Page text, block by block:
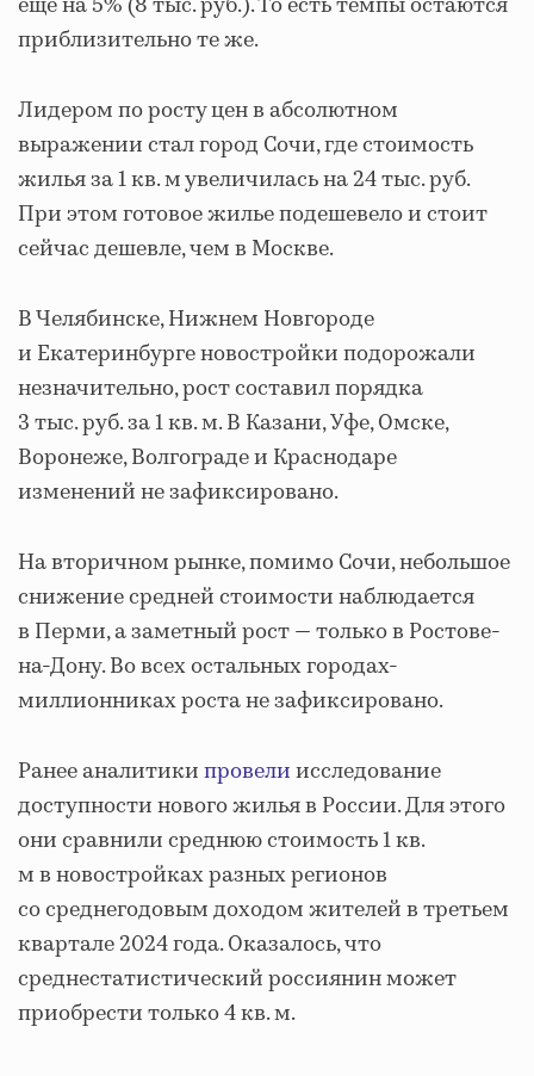
приблизительно те же.
Лидером по росту цен в абсолютном
выражении стал город Сочи, где стоимость
жилья за 1 кв. м увеличилась на 24 тыс. руб.
При этом готовое жилье подешевело и стоит
сейчас дешевле, чем в Москве.
В Челябинске, Нижнем Новгороде
и Екатеринбурге новостройки подорожали
незначительно, рост составил порядка
3 тыс. руб. за 1 кв. м. В Казани, Уфе, Омске,
Воронеже, Волгограде и Краснодаре
изменений не зафиксировано.
На вторичном рынке, помимо Сочи, небольшое
снижение средней стоимости наблюдается
в Перми, а заметный рост — только в Ростове-
на-Дону. Во всех остальных городах-
миллионниках роста не зафиксировано.
Ранее аналитикипровелиисследование
доступности нового жилья в России. Для этого
они сравнили среднюю стоимость 1 кв.
м в новостройках разных регионов
со среднегодовым доходом жителей в третьем
квартале 2024 года. Оказалось, что
среднестатистический россиянин может
приобрести только 4 кв. м.